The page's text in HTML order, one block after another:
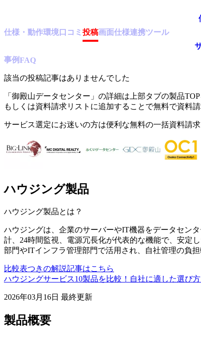
仕様・動作環境口コミ投稿画面仕様連携ツール
事例FAQ
該当の投稿記事はありませんでした
「 御殿山データセンター 」の詳細は上部タブの製品
もしくは資料請求リストに追加することで無料で資料請
サービス選定にお迷いの方は便利な無料の一括資料請
ハウジング製品
ハウジング製品とは？
ハウジングは、企業のサーバーやIT機器をデータセン
計、24時間監視、電源冗長化が代表的な機能で、安定
部門やITインフラ管理部門で活用され、自社管理の負担
比較表つきの解説記事はこちら
ハウジングサービス10製品を比較！自社に適した選び
2026年03月16日 最終更新
製品概要